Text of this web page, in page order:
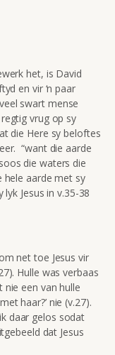
het, is David
en vir ‘n paar
swart mense
vrug op sy
die Here sy beloftes
“want die aarde
die waters die
hele aarde met sy
Jesus in v.35-38
net toe Jesus vir
Hulle was verbaas
nie een van hulle
haar?’ nie (v.27).
daar gelos sodat
dat Jesus